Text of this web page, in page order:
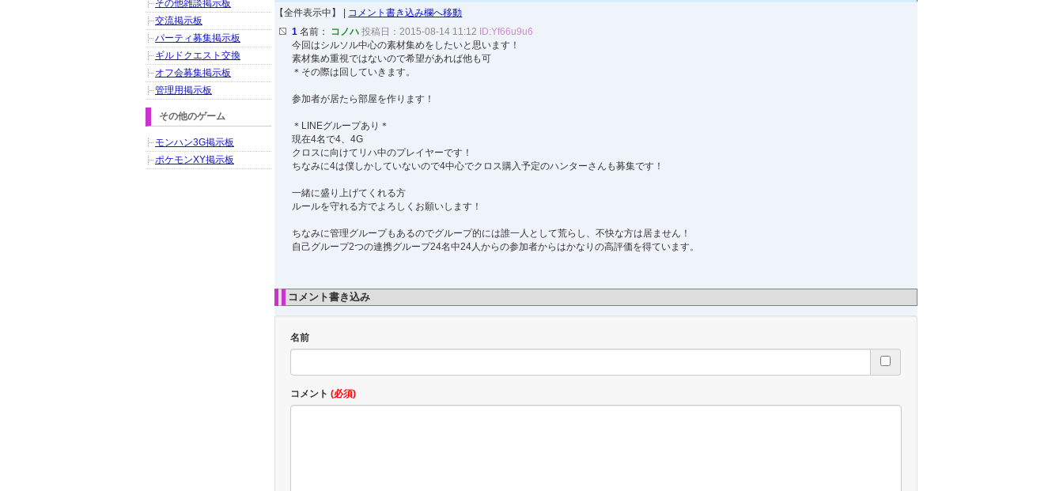
【全件表示中】 | コメント書き込み欄へ移動
1 名前： コノハ 投稿日：2015-08-14 11:12
ID:Yf66u9u6
今回はシルソル中心の素材集めをしたいと思います！
素材集め重視ではないので希望があれば他も可
＊その際は回していきます。
参加者が居たら部屋を作ります！
＊LINEグループあり＊
現在4名で4、4G
クロスに向けてリハ中のプレイヤーです！
ちなみに4は僕しかしていないので4中心でクロス購入予定のハンターさんも募集です！
一緒に盛り上げてくれる方
ルールを守れる方でよろしくお願いします！
ちなみに管理グループもあるのでグループ的には誰一人として荒らし、不快な方は居ません！
自己グループ2つの連携グループ24名中24人からの参加者からはかなりの高評価を得ています。
コメント書き込み
名前
コメント(必須)
その他雑談掲示板
交流掲示板
パーティ募集掲示板
ギルドクエスト交換
オフ会募集掲示板
管理用掲示板
その他のゲーム
モンハン3G掲示板
ポケモンXY掲示板